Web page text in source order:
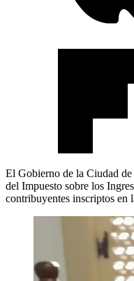
El Gobierno de la Ciudad
del Impuesto sobre los
contribuyentes inscriptos en